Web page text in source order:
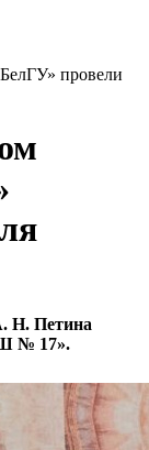
провели
Н. Петина
№ 17».